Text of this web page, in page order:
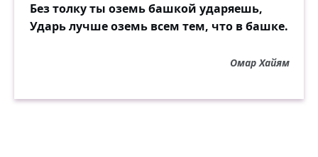
Без толку ты оземь башкой ударяешь,
Ударь лучше оземь всем тем, что в башке.
Омар Хайям